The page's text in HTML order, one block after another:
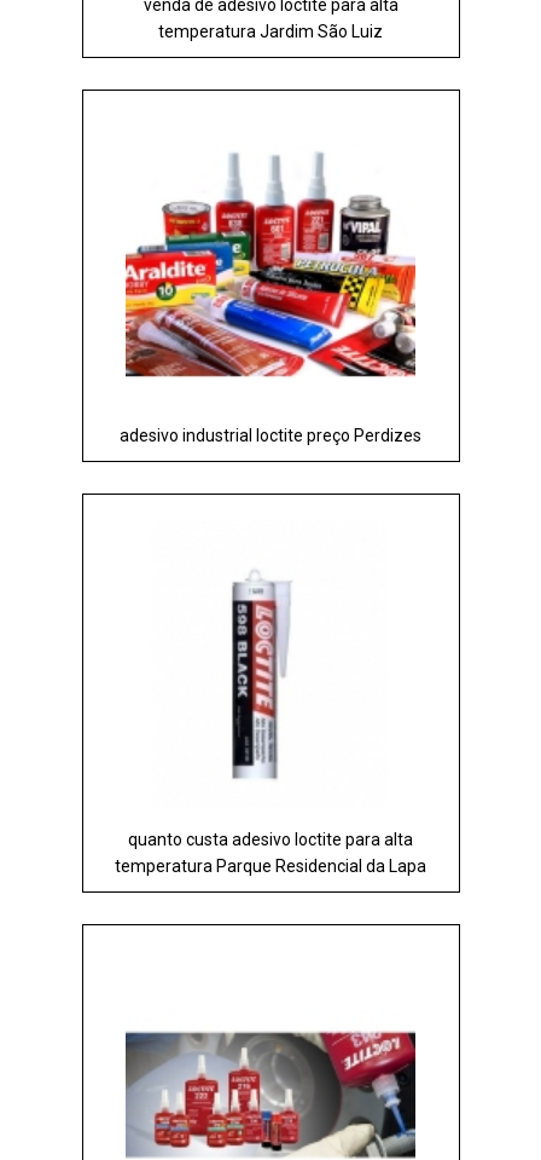
venda de adesivo loctite para alta
temperatura Jardim São Luiz
adesivo industrial loctite preço Perdizes
quanto custa adesivo loctite para alta
temperatura Parque Residencial da Lapa